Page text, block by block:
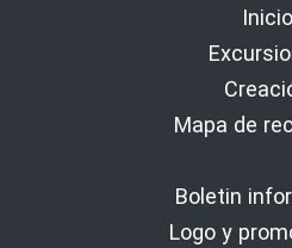
Inicio
Mapa de
Boletin
Logo y